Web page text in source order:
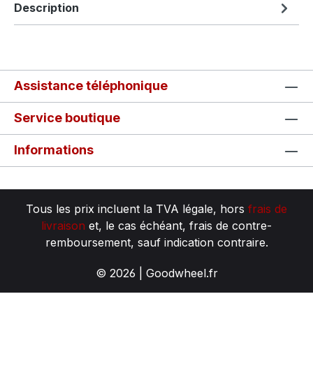
Description
Assistance téléphonique
Service boutique
Informations
Tous les prix incluent la TVA légale, hors frais de
livraison et, le cas échéant, frais de contre-
remboursement, sauf indication contraire.
© 2026 | Goodwheel.fr